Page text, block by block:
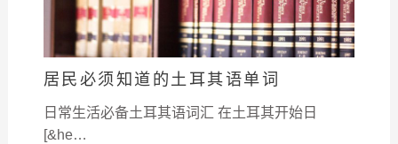
居民必须知道的土耳其语单词
日常生活必备土耳其语词汇 在土耳其开始日
[&he…